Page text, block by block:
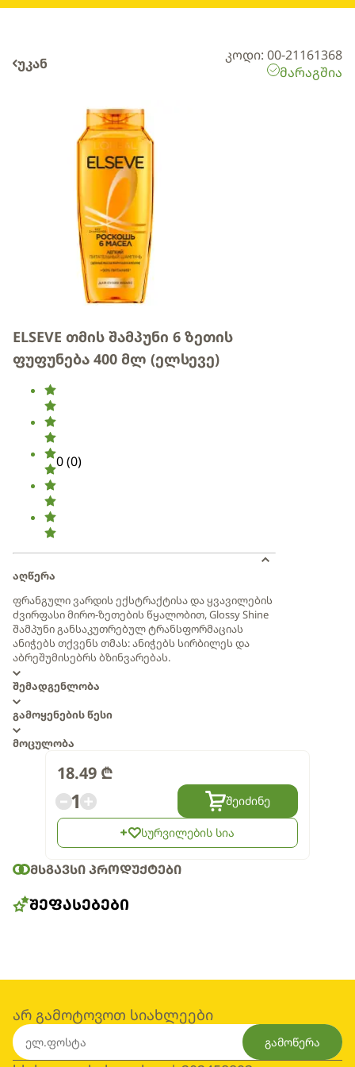
უკან
კოდი: 00-21161368
მარაგშია
ELSEVE თმის შამპუნი 6 ზეთის
ფუფუნება 400 მლ (ელსევე)
0(0)
აღწერა
ფრანგული ვარდის ექსტრაქტისა და ყვავილების
ძვირფასი მირო-ზეთების წყალობით, Glossy Shine
შამპუნი განსაკუთრებულ ტრანსფორმაციას
ანიჭებს თქვენს თმას: ანიჭებს სირბილეს და
აბრეშუმისებრს ბზინვარებას.
შემადგენლობა
გამოყენების წესი
მოცულობა
18.49 ₾
1 შეიძინე
სურვილების სია
ᲛᲡᲒᲐᲕᲡᲘ ᲞᲠᲝᲓᲣᲥᲢᲔᲑᲘ
ᲨᲔᲤᲐᲡᲔᲑᲔᲑᲘ
არ გამოტოვოთ სიახლეები
გამოწერა